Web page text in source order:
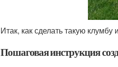
Итак, как сделать такую
Пошаговая инструкция